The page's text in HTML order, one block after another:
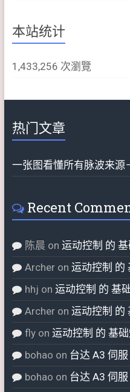
本站统计
1,433,256 次瀏覽
热门文章
一张图看懂所有脉波来源
Recent
陈晨 on 运动控制 的
Archeron 运动控制 的
hhj on 运动控制 的 基
Archeron 运动控制 的
flyon 运动控制 的 基
bohao on 台达 A3 伺
bohao on 台达 A3 伺